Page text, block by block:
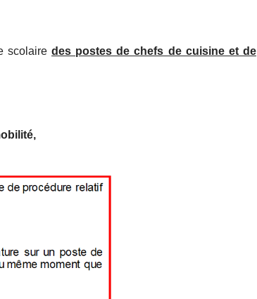
scolaire des postes de chefs de cuisine et de